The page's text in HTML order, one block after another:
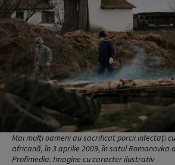
Mai mulți oameni au sacrificat porcii infectați
africană, în 3 aprilie 2009, în satul Romanovka
Profimedia. Imagine cu caracter ilustrativ